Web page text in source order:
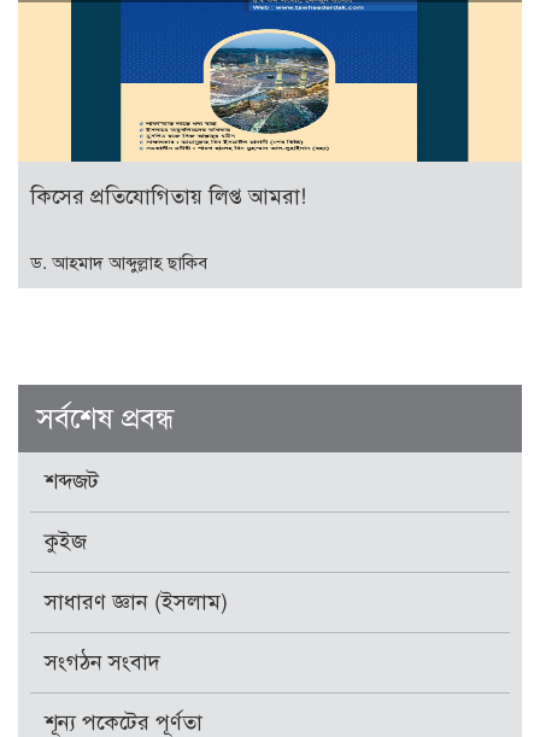
কিসের প্রতিযোগিতায় লিপ্ত আমরা!
ড. আহমাদ আব্দুল্লাহ ছাকিব
সর্বশেষ প্রবন্ধ
শব্দজট
কুইজ
সাধারণ জ্ঞান (ইসলাম)
সংগঠন সংবাদ
শূন্য পকেটের পূর্ণতা